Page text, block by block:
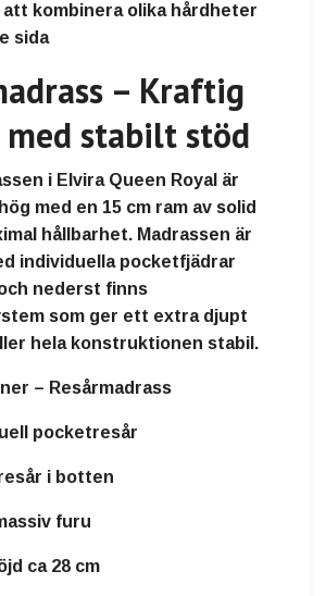
att kombinera olika hårdheter
sida
– Kraftig
stabilt stöd
i Elvira Queen Royal är
med en 15 cm ram av solid
hållbarhet. Madrassen är
individuella pocketfjädrar
nederst finns
som ger ett extra djupt
hela konstruktionen stabil.
– Resårmadrass
pocketresår
i botten
furu
ca 28 cm